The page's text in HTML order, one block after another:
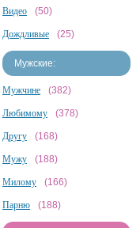
Видео (50)
Дождливые (25)
Мужские:
Мужчине (382)
Любимому (378)
Другу (168)
Мужу (188)
Милому (166)
Парню (188)